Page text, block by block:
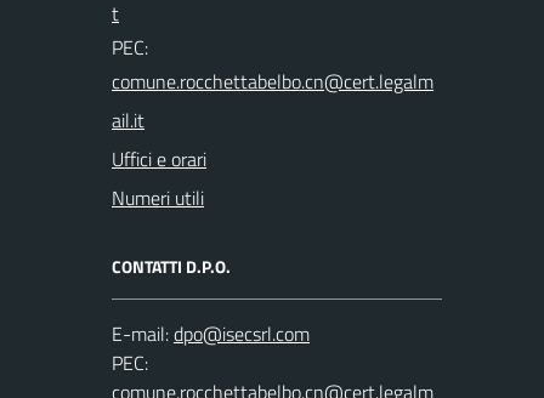
PEC:
Uffici e orari
Numeri utili
CONTATTI D.P.O.
E-mail:
PEC: